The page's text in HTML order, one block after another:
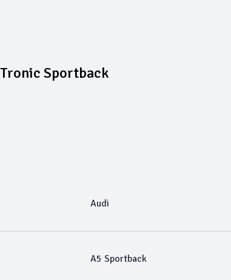
Sportback
Audi
A5 Sportback